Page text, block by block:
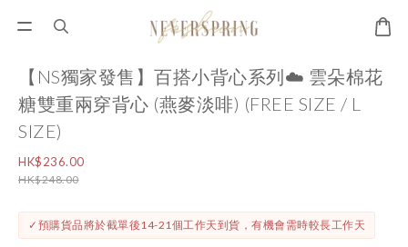
【NS獨家發售】百搭小背心系列☁️ 雲朵棉花
糖雙重兩穿背心 (燕麥淡啡) (FREE SIZE / L
SIZE)
HK$236.00
HK$248.00
✓預購貨品將於截單後14-21個工作天到貨，有機會需時較長工作天